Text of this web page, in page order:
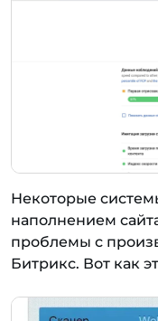
Некоторые
наполнением
проблемы с
Битрикс. Вот как